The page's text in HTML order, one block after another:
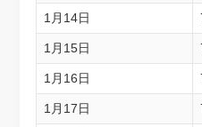
1月14日
1月15日
1月16日
1月17日